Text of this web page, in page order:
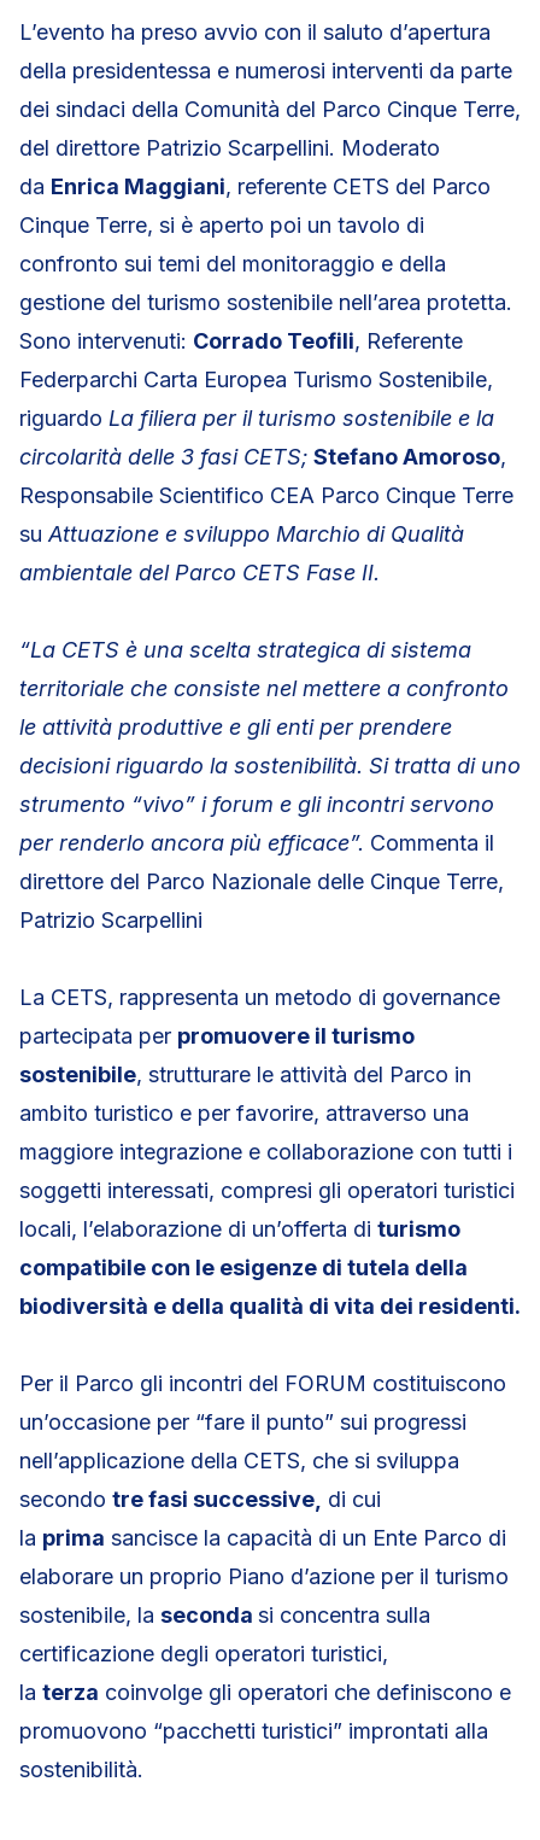
L’evento ha preso avvio con il saluto d’apertura
della presidentessa e numerosi interventi da parte
dei sindaci della Comunità del Parco Cinque Terre,
del direttore Patrizio Scarpellini. Moderato
da Enrica Maggiani, referente CETS del Parco
Cinque Terre, si è aperto poi un tavolo di
confronto sui temi del monitoraggio e della
gestione del turismo sostenibile nell’area protetta.
Sono intervenuti: Corrado Teofili, Referente
Federparchi Carta Europea Turismo Sostenibile,
riguardo La filiera per il turismo sostenibile e la
circolarità delle 3 fasi CETS; Stefano Amoroso,
Responsabile Scientifico CEA Parco Cinque Terre
su Attuazione e sviluppo Marchio di Qualità
ambientale del Parco CETS Fase II.
“La CETS è una scelta strategica di sistema
territoriale che consiste nel mettere a confronto
le attività produttive e gli enti per prendere
decisioni riguardo la sostenibilità. Si tratta di uno
strumento “vivo” i forum e gli incontri servono
per renderlo ancora più efficace”. Commenta il
direttore del Parco Nazionale delle Cinque Terre,
Patrizio Scarpellini
La CETS, rappresenta un metodo di governance
partecipata per promuovere il turismo
sostenibile, strutturare le attività del Parco in
ambito turistico e per favorire, attraverso una
maggiore integrazione e collaborazione con tutti i
soggetti interessati, compresi gli operatori turistici
locali, l’elaborazione di un’offerta di turismo
compatibile con le esigenze di tutela della
biodiversità e della qualità di vita dei residenti.
Per il Parco gli incontri del FORUM costituiscono
un’occasione per “fare il punto” sui progressi
nell’applicazione della CETS, che si sviluppa
secondo tre fasi successive, di cui
la prima sancisce la capacità di un Ente Parco di
elaborare un proprio Piano d’azione per il turismo
sostenibile, la seconda si concentra sulla
certificazione degli operatori turistici,
la terza coinvolge gli operatori che definiscono e
promuovono “pacchetti turistici” improntati alla
sostenibilità.